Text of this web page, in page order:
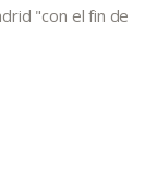
"con el fin de